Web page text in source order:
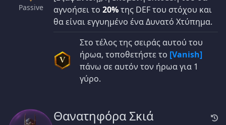
Passive
αγνοήσει το 20%της DEF του στόχου και
θα είναι εγγυημένο ένα Δυνατό Χτύπημα.
V
Στο τέλος της σειράς αυτού του
ήρωα, τοποθετήστε το [Vanish]
πάνω σε αυτόν τον ήρωα για 1
γύρο.
Θανατηφόρα Σκιά